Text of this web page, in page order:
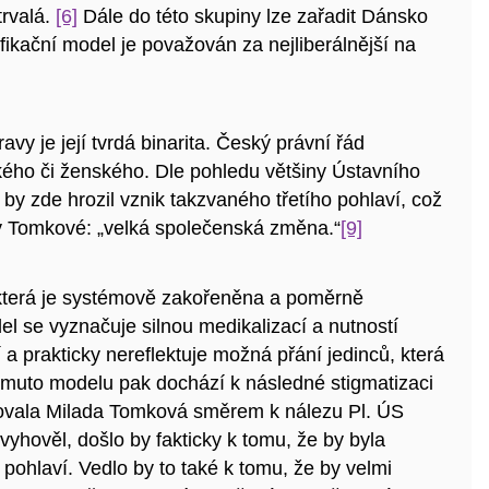
[6] Dále do této skupiny lze zařadit Dánsko
model je považován za nejliberálnější na
je její tvrdá binarita. Český právní řád
či ženského. Dle pohledu většiny Ústavního
zde hrozil vznik takzvaného třetího pohlaví, což
„velká společenská změna.“[9]
je systémově zakořeněna a poměrně
se vyznačuje silnou medikalizací a nutností
prakticky nereflektuje možná přání jedinců, která
modelu pak dochází k následné stigmatizaci
Milada Tomková směrem k nálezu Pl. ÚS
došlo by fakticky k tomu, že by byla
Vedlo by to také k tomu, že by velmi